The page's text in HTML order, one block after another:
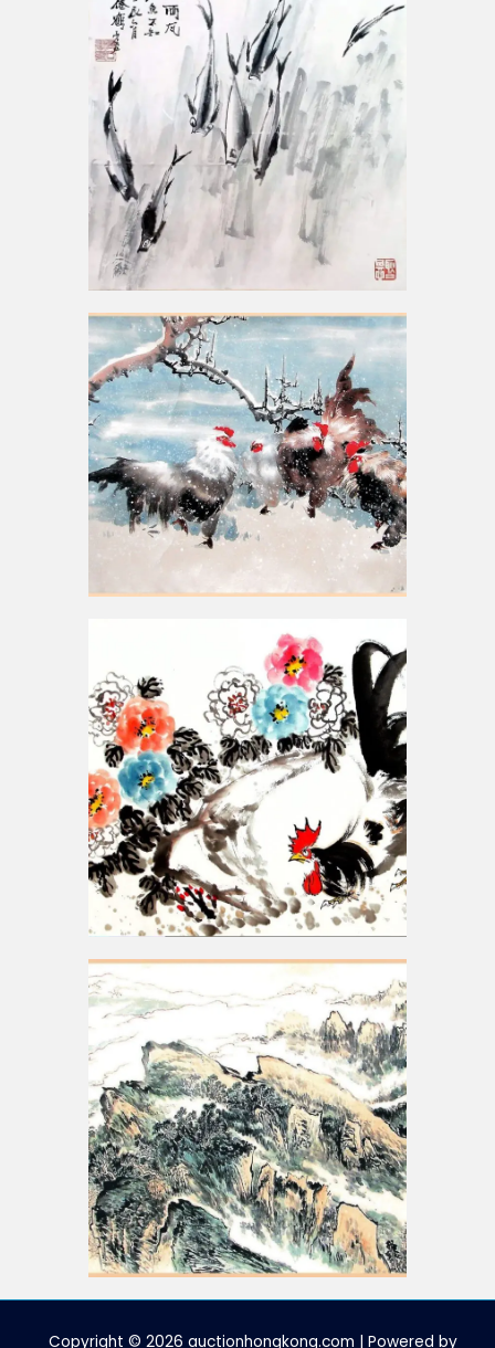
Copyright © 2026 auctionhongkong.com | Powered by